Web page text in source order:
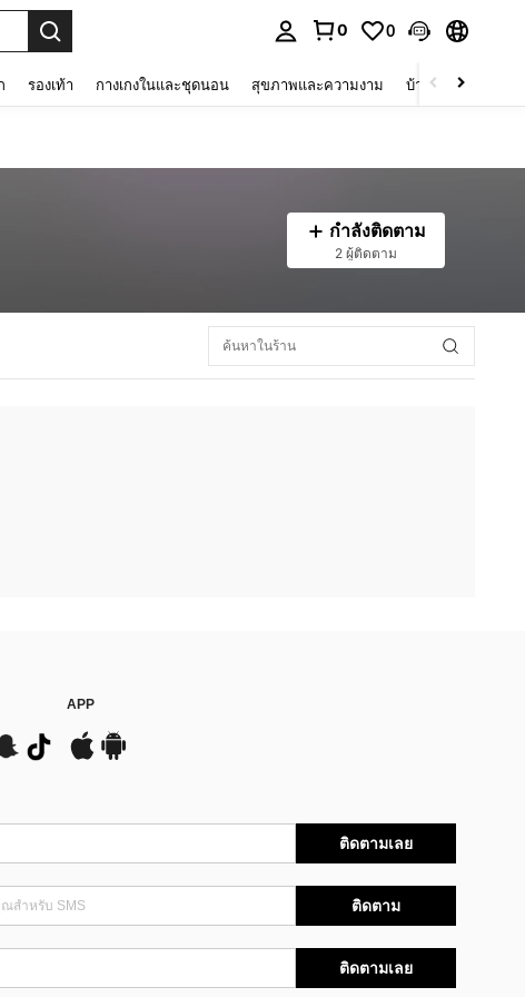
0 0
รองเท้า กางเกงในและชุดนอน สุขภาพและความงาม บ้านและที่อยู่อาศัย
กำลังติดตาม
2 ผู้ติดตาม
APP
ติดตามเลย
ติดตาม
ติดตามเลย